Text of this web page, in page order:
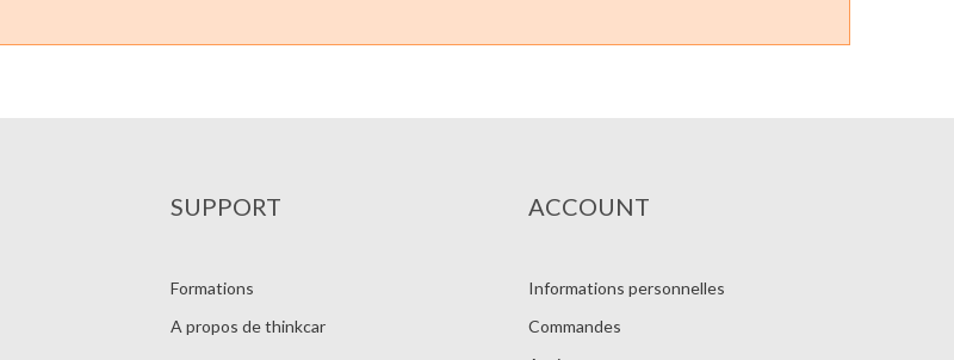
SUPPORT
Formations
A propos de thinkcar
ACCOUNT
Informations personnelles
Commandes